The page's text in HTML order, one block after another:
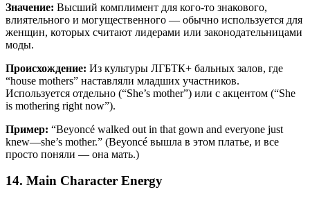
Значение: Высший комплимент для кого-то знакового,
влиятельного и могущественного — обычно используется для
женщин, которых считают лидерами или законодательницами
моды.
Происхождение: Из культуры ЛГБТК+ бальных залов, где
“house mothers” наставляли младших участников.
Используется отдельно (“She’s mother”) или с акцентом (“She
is mothering right now”).
Пример: “Beyoncé walked out in that gown and everyone just
knew—she’s mother.” (Beyoncé вышла в этом платье, и все
просто поняли — она мать.)
14. Main Character Energy